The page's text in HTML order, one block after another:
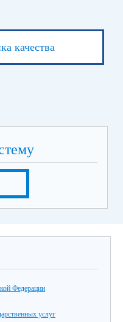
качества
Федерации
услуг